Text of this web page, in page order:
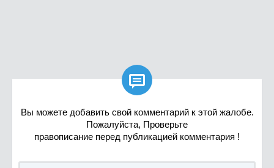

Вы можете добавить свой комментарий к этой жалобе.
Пожалуйста, Проверьте
правописание перед публикацией комментария !